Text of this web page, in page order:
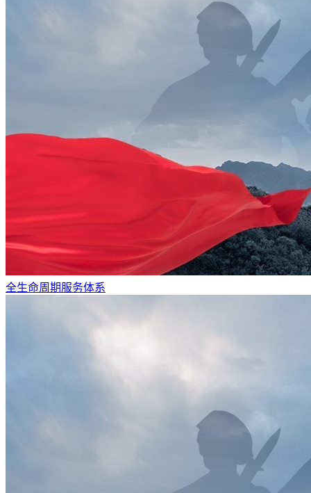
全生命周期服务体系